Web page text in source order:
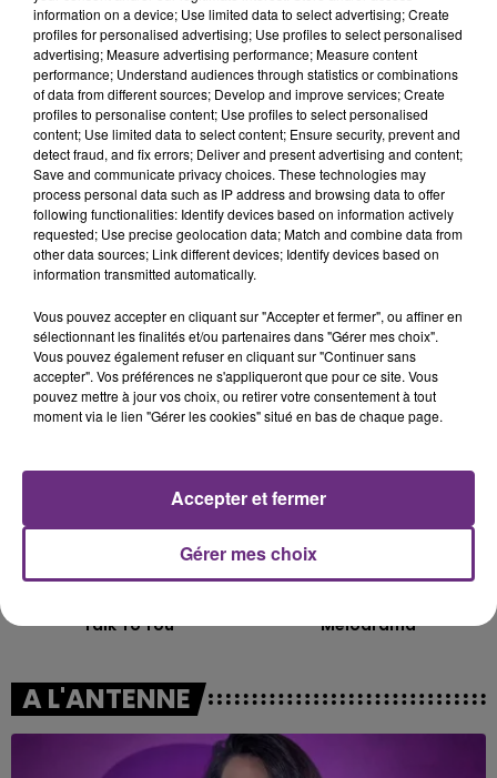
TITRES DIFFUSÉS
20h03
20h03
Control
20h00
20h00
Fever Dream
19h57
19h57
Talk To You
19h54
19h54
Melodrama
A L'ANTENNE
information on a device; Use limited data to select advertising; Create
profiles for personalised advertising; Use profiles to select personalised
advertising; Measure advertising performance; Measure content
performance; Understand audiences through statistics or combinations
of data from different sources; Develop and improve services; Create
profiles to personalise content; Use profiles to select personalised
content; Use limited data to select content; Ensure security, prevent and
detect fraud, and fix errors; Deliver and present advertising and content;
Save and communicate privacy choices. These technologies may
process personal data such as IP address and browsing data to offer
following functionalities: Identify devices based on information actively
requested; Use precise geolocation data; Match and combine data from
other data sources; Link different devices; Identify devices based on
information transmitted automatically.
Vous pouvez accepter en cliquant sur "Accepter et fermer", ou affiner en
sélectionnant les finalités et/ou partenaires dans "Gérer mes choix".
Vous pouvez également refuser en cliquant sur "Continuer sans
accepter". Vos préférences ne s'appliqueront que pour ce site. Vous
pouvez mettre à jour vos choix, ou retirer votre consentement à tout
moment via le lien "Gérer les cookies" situé en bas de chaque page.
Gérer mes choix
Accepter et fermer